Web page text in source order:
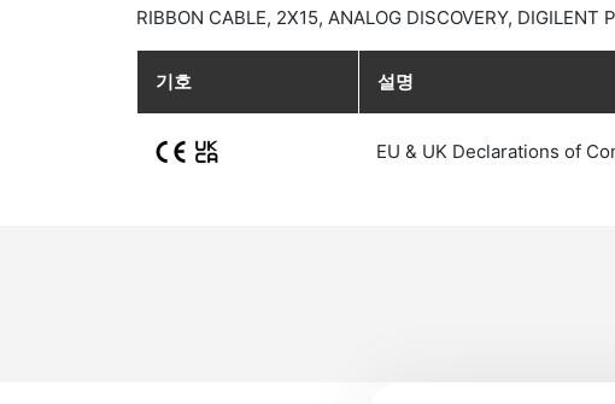
RIBBON CABLE, 2X15, ANALOG DISCOVERY, DIGILENT
기호 설명
EU & UK Declarations of